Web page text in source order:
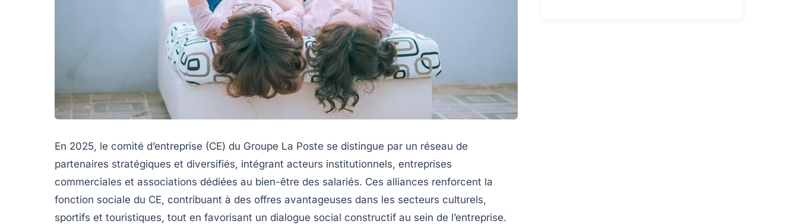
En 2025, le comité d’entreprise (CE) du Groupe La Poste se distingue par un réseau de
partenaires stratégiques et diversifiés, intégrant acteurs institutionnels, entreprises
commerciales et associations dédiées au bien-être des salariés. Ces alliances renforcent la
fonction sociale du CE, contribuant à des offres avantageuses dans les secteurs culturels,
sportifs et touristiques, tout en favorisant un dialogue social constructif au sein de l’entreprise.